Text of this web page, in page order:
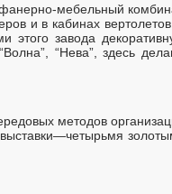
мебельный
и в кабинах
этого завода
“Нева”, здесь
методов